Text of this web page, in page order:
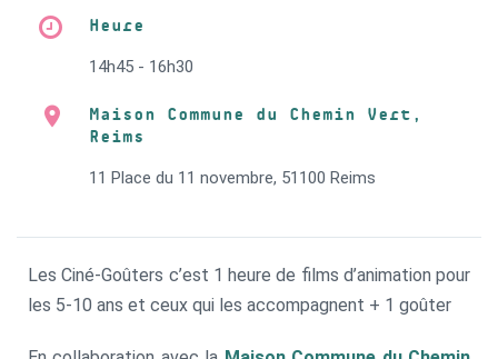
Heure
14h45 - 16h30
Maison Commune du Chemin Vert,
Reims
11 Place du 11 novembre, 51100 Reims
Les Ciné-Goûters c’est 1 heure de films d’animation pour
les 5-10 ans et ceux qui les accompagnent + 1 goûter